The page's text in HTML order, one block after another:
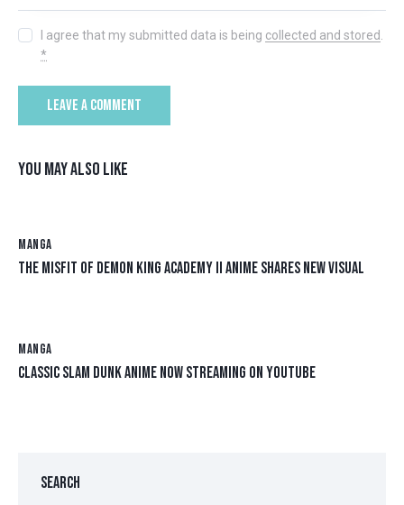
I agree that my submitted data is being collected and stored
*
YOU MAY ALSO LIKE
MANGA
THE MISFIT OF DEMON KING ACADEMY II ANIME SHARES NEW VISUAL
MANGA
CLASSIC SLAM DUNK ANIME NOW STREAMING ON YOUTUBE
SEARCH